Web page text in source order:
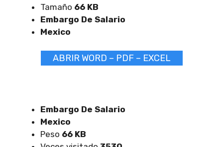
Tamaño 66 KB
Embargo De Salario
Mexico
ABRIR WORD – PDF – EXCEL
Embargo De Salario
Mexico
Peso 66 KB